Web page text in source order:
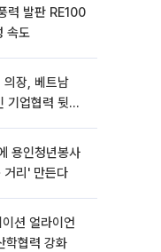
력 발판 RE100
속도
의장, 베트남
기업협력 뒷받
용인청년봉사
리' 만든다
션 얼라이언
학협력 강화